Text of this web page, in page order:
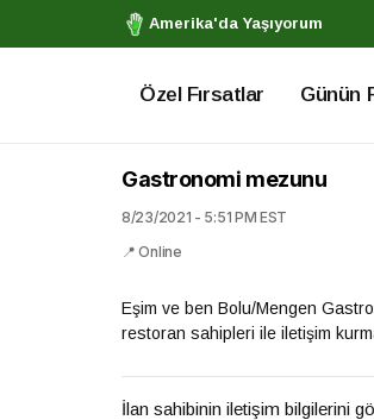
Amerika'da Yaşıyorum
Özel Fırsatlar Günün
Gastronomi mezunu
8/23/2021 - 5:51 PM EST
📍 Online
Eşim ve ben Bolu/Mengen
restoran sahipleri ile iletişim
İlan sahibinin iletişim bilgilerini